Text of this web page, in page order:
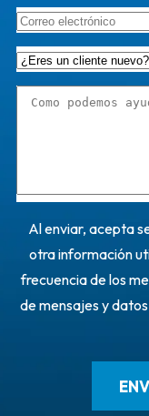
Al enviar, acepta
otra información
frecuencia de los
de mensajes y